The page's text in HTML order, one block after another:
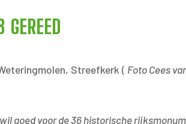
Streefkerk ( Foto Cees
goed voor de 36 historische